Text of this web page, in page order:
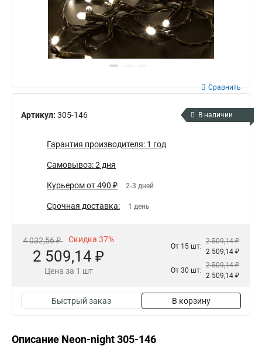
Артикул: 305-146
Сравнить
В наличии
Гарантия производителя: 1 год
Самовывоз: 2 дня
Курьером от 490 ₽ 2-3 дней
Срочная доставка: 1 день
4 032,56 ₽ Скидка 37%
2 509,14 ₽
Цена за 1 шт
От 15 шт:
2 509,14 ₽
2 509,14 ₽
От 30 шт:
2 509,14 ₽
2 509,14 ₽
Быстрый заказ В корзину
Описание Neon-night 305-146